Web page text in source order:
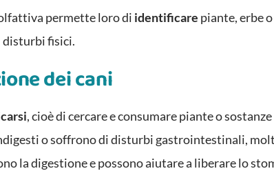
permette loro di identificare piante, erbe
fisici.
dei cani
, cioè di cercare e consumare piante o
o soffrono di disturbi gastrointestinali,
la digestione e possono aiutare a liberare lo